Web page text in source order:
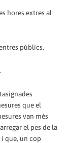
hores extres al
públics.
que el
van més
el pes de la
que, un cop